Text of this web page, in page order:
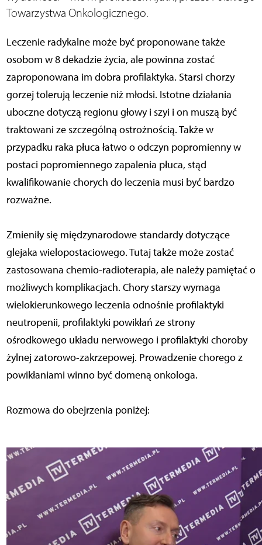
Towarzystwa Onkologicznego.
Leczenie radykalne może być proponowane także
osobom w 8 dekadzie życia, ale powinna zostać
zaproponowana im dobra profilaktyka. Starsi chorzy
gorzej tolerują leczenie niż młodsi. Istotne działania
uboczne dotyczą regionu głowy i szyi i on muszą być
traktowani ze szczególną ostrożnością. Także w
przypadku raka płuca łatwo o odczyn popromienny w
postaci popromiennego zapalenia płuca, stąd
kwalifikowanie chorych do leczenia musi być bardzo
rozważne.
Zmieniły się międzynarodowe standardy dotyczące
glejaka wielopostaciowego. Tutaj także może zostać
zastosowana chemio-radioterapia, ale należy pamiętać o
możliwych komplikacjach. Chory starszy wymaga
wielokierunkowego leczenia odnośnie profilaktyki
neutropenii, profilaktyki powikłań ze strony
ośrodkowego układu nerwowego i profilaktyki choroby
żylnej zatorowo-zakrzepowej. Prowadzenie chorego z
powikłaniami winno być domeną onkologa.
Rozmowa do obejrzenia poniżej: